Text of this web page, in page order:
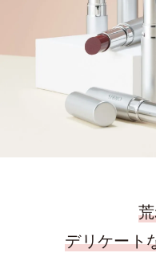
デリケート